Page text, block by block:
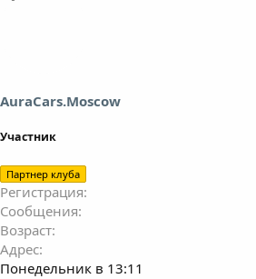
AuraCars.Moscow
Участник
Партнер клуба
Регистрация
Сообщения
Возраст
Адрес
Понедельник в 13:11